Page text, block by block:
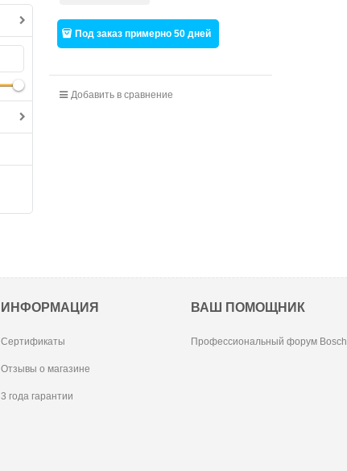
Под заказ примерно 50 дней
Добавить в сравнение
ИНФОРМАЦИЯ
Сертификаты
Отзывы о магазине
3 года гарантии
ВАШ ПОМОЩНИК
Профессиональный форум Bosch